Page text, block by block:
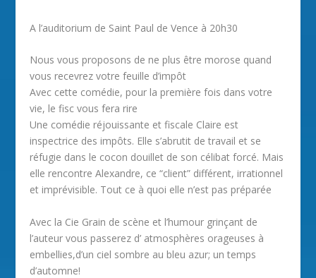
A l’auditorium de Saint Paul de Vence à 20h30
Nous vous proposons de ne plus être morose quand
vous recevrez votre feuille d’impôt
Avec cette comédie, pour la première fois dans votre
vie, le fisc vous fera rire
Une comédie réjouissante et fiscale Claire est
inspectrice des impôts. Elle s’abrutit de travail et se
réfugie dans le cocon douillet de son célibat forcé. Mais
elle rencontre Alexandre, ce “client” différent, irrationnel
et imprévisible. Tout ce à quoi elle n’est pas préparée
Avec la Cie Grain de scène et l’humour grinçant de
l’auteur vous passerez d’ atmosphères orageuses à
embellies,d’un ciel sombre au bleu azur; un temps
d’automne!